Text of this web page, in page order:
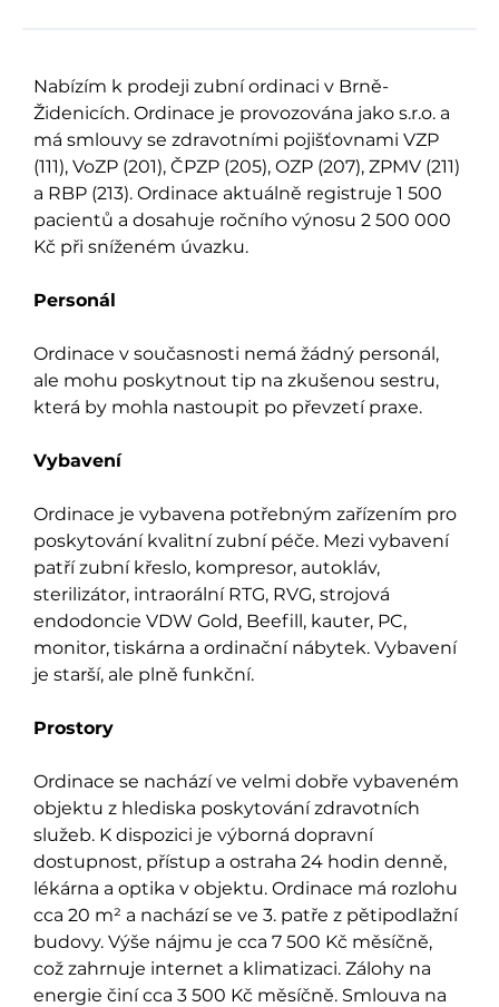
Nabízím k prodeji zubní ordinaci v Brně-
Židenicích. Ordinace je provozována jako s.r.o. a
má smlouvy se zdravotními pojišťovnami VZP
(111), VoZP (201), ČPZP (205), OZP (207), ZPMV (211)
a RBP (213). Ordinace aktuálně registruje 1 500
pacientů a dosahuje ročního výnosu 2 500 000
Kč při sníženém úvazku.
Personál
Ordinace v současnosti nemá žádný personál,
ale mohu poskytnout tip na zkušenou sestru,
která by mohla nastoupit po převzetí praxe.
Vybavení
Ordinace je vybavena potřebným zařízením pro
poskytování kvalitní zubní péče. Mezi vybavení
patří zubní křeslo, kompresor, autokláv,
sterilizátor, intraorální RTG, RVG, strojová
endodoncie VDW Gold, Beefill, kauter, PC,
monitor, tiskárna a ordinační nábytek. Vybavení
je starší, ale plně funkční.
Prostory
Ordinace se nachází ve velmi dobře vybaveném
objektu z hlediska poskytování zdravotních
služeb. K dispozici je výborná dopravní
dostupnost, přístup a ostraha 24 hodin denně,
lékárna a optika v objektu. Ordinace má rozlohu
cca 20 m² a nachází se ve 3. patře z pětipodlažní
budovy. Výše nájmu je cca 7 500 Kč měsíčně,
což zahrnuje internet a klimatizaci. Zálohy na
energie činí cca 3 500 Kč měsíčně. Smlouva na